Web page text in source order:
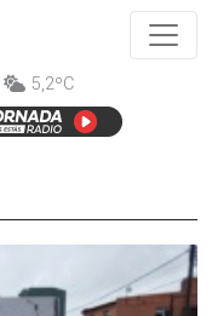
5,2ºC